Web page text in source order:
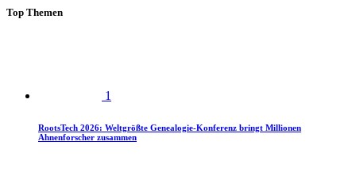
Top Themen
1
RootsTech 2026: Weltgrößte Genealogie-Konferenz bringt Millionen
Ahnenforscher zusammen